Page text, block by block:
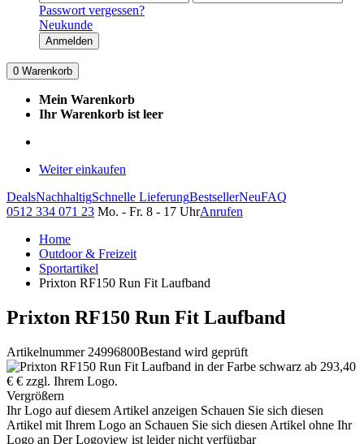
Passwort vergessen?
Neukunde
Anmelden
0 Warenkorb
Mein Warenkorb
Ihr Warenkorb ist leer
Weiter einkaufen
DealsNachhaltigSchnelle LieferungBestsellerNeuFAQ
0512 334 071 23 Mo. - Fr. 8 - 17 UhrAnrufen
Home
Outdoor & Freizeit
Sportartikel
Prixton RF150 Run Fit Laufband
Prixton RF150 Run Fit Laufband
Artikelnummer 24996800Bestand wird geprüft
Vergrößern
Ihr Logo auf diesem Artikel anzeigen Schauen Sie sich diesen
Artikel mit Ihrem Logo an Schauen Sie sich diesen Artikel ohne Ihr
Logo an Der Logoview ist leider nicht verfügbar